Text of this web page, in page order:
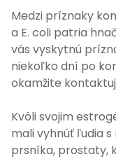
Medzi príznaky
a E. coli patria
vás vyskytnú
niekoľko dní po
okamžite
Kvôli svojim
mali vyhnúť ľudia
prsníka, prostaty,